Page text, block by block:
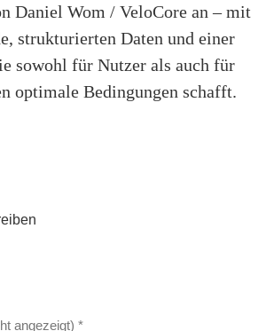
Daniel Wom / VeloCore an – mit
strukturierten Daten und einer
sowohl für Nutzer als auch für
optimale Bedingungen schafft.